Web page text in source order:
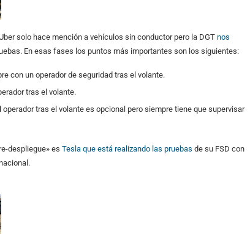
solo hace mención a vehículos sin conductor pero la DGTnos
En esas fases los puntos más importantes son los siguientes:
con un operador de seguridad tras el volante.
tras el volante.
tras el volante es opcional pero siempre tiene que supervisar
despliegue» es Tesla que está realizando las pruebas de su FSD con